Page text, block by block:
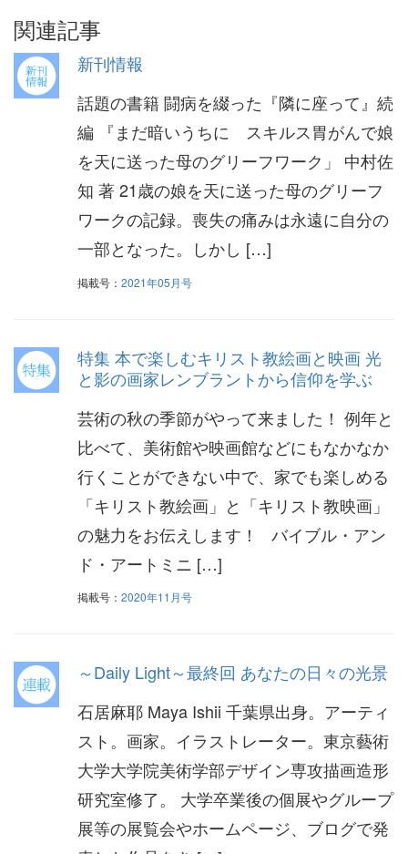
関連記事
新刊情報
話題の書籍 闘病を綴った『隣に座って』続
編 『まだ暗いうちに スキルス胃がんで娘
を天に送った母のグリーフワーク」 中村佐
知 著 21歳の娘を天に送った母のグリーフ
ワークの記録。喪失の痛みは永遠に自分の
一部となった。しかし […]
掲載号： 2021年05月号
特集 本で楽しむキリスト教絵画と映画 光
と影の画家レンブラントから信仰を学ぶ
芸術の秋の季節がやって来ました！ 例年と
比べて、美術館や映画館などにもなかなか
行くことができない中で、家でも楽しめる
「キリスト教絵画」と「キリスト教映画」
の魅力をお伝えします！ バイブル・アン
ド・アートミニ […]
掲載号： 2020年11月号
～Daily Light～最終回 あなたの日々の光景
石居麻耶 Maya Ishii 千葉県出身。アーティ
スト。画家。イラストレーター。東京藝術
大学大学院美術学部デザイン専攻描画造形
研究室修了。 大学卒業後の個展やグループ
展等の展覧会やホームページ、ブログで発